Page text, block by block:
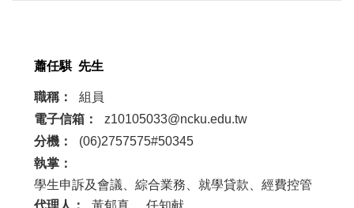
蕭任騏 先生
職稱：
組員
電子信箱：
z10105033@ncku.edu.tw
分機：
(06)2757575#50345
執掌：
學生申訴及會議、綜合業務、就學貸款、經費控管
代理人：
黃郁真、 任知献